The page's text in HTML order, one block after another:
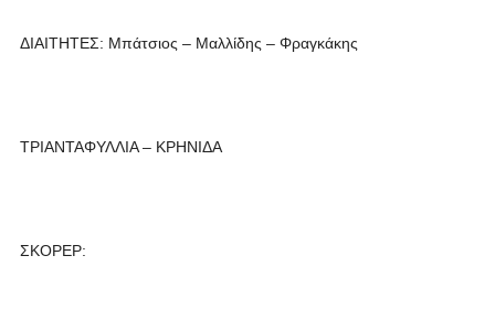
ΔΙΑΙΤΗΤΕΣ: Μπάτσιος – Μαλλίδης – Φραγκάκης
ΤΡΙΑΝΤΑΦΥΛΛΙΑ – ΚΡΗΝΙΔΑ
ΣΚΟΡΕΡ: